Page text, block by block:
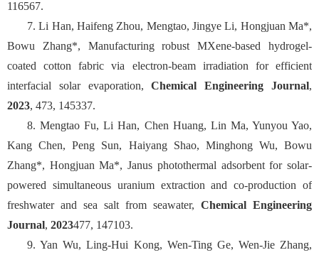
116567.
7. Li Han, Haifeng Zhou, Mengtao, Jingye Li, Hongjuan Ma*,
Bowu Zhang*, Manufacturing robust MXene-based hydrogel-
coated cotton fabric via electron-beam irradiation for efficient
interfacial solar evaporation,Chemical Engineering Journal,
2023, 473, 145337.
8. Mengtao Fu, Li Han, Chen Huang, Lin Ma, Yunyou Yao,
Kang Chen, Peng Sun, Haiyang Shao, Minghong Wu, Bowu
Zhang*, Hongjuan Ma*, Janus photothermal adsorbent for solar-
powered simultaneous uranium extraction and co-production of
freshwater and sea salt from seawater, Chemical Engineering
Journal, 2023477, 147103.
9. Yan Wu, Ling-Hui Kong, Wen-Ting Ge, Wen-Jie Zhang,